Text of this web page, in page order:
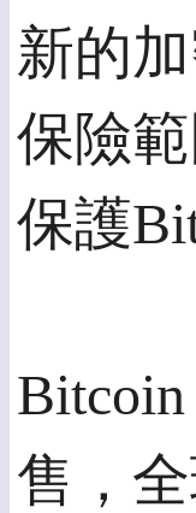
新的
保險
保護
售，